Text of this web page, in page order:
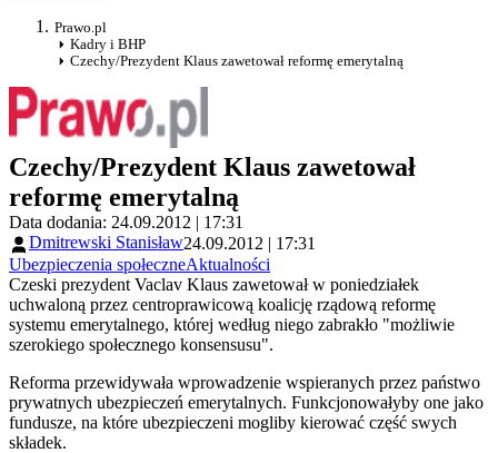
Prawo.pl
Kadry i BHP
Czechy/Prezydent Klaus zawetował reformę emerytalną
Czechy/Prezydent Klaus zawetował
reformę emerytalną
Data dodania: 24.09.2012 | 17:31
Dmitrewski Stanisław24.09.2012 | 17:31
Ubezpieczenia społeczneAktualności
Czeski prezydent Vaclav Klaus zawetował w poniedziałek
uchwaloną przez centroprawicową koalicję rządową reformę
systemu emerytalnego, której według niego zabrakło "możliwie
szerokiego społecznego konsensusu".
Reforma przewidywała wprowadzenie wspieranych przez państwo
prywatnych ubezpieczeń emerytalnych. Funkcjonowałyby one jako
fundusze, na które ubezpieczeni mogliby kierować część swych
składek.